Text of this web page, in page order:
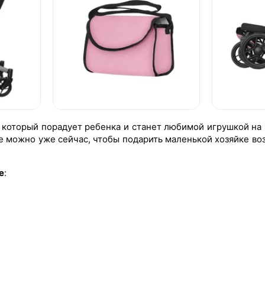
порадует ребенка и станет любимой игрушкой
уже сейчас, чтобы подарить маленькой хозяйке
: